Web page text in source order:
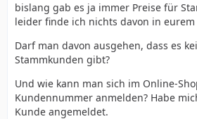
bislang gab es ja immer Preise für
leider finde ich nichts davon in
Darf man davon ausgehen, dass es
Stammkunden gibt?
Und wie kann man sich im Online-
Kundennummer anmelden? Habe
Kunde angemeldet.